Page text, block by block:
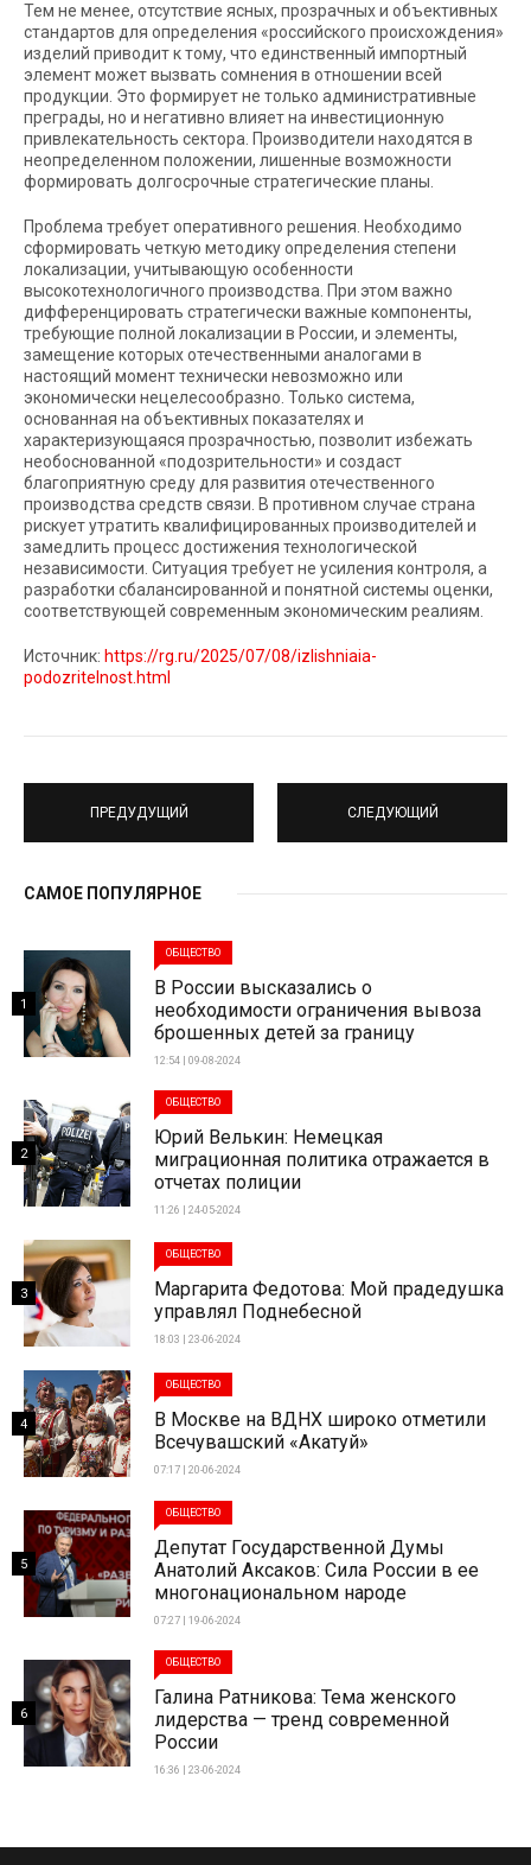
Тем не менее, отсутствие ясных, прозрачных и объективных
стандартов для определения «российского происхождения»
изделий приводит к тому, что единственный импортный
элемент может вызвать сомнения в отношении всей
продукции. Это формирует не только административные
преграды, но и негативно влияет на инвестиционную
привлекательность сектора. Производители находятся в
неопределенном положении, лишенные возможности
формировать долгосрочные стратегические планы.
Проблема требует оперативного решения. Необходимо
сформировать четкую методику определения степени
локализации, учитывающую особенности
высокотехнологичного производства. При этом важно
дифференцировать стратегически важные компоненты,
требующие полной локализации в России, и элементы,
замещение которых отечественными аналогами в
настоящий момент технически невозможно или
экономически нецелесообразно. Только система,
основанная на объективных показателях и
характеризующаяся прозрачностью, позволит избежать
необоснованной «подозрительности» и создаст
благоприятную среду для развития отечественного
производства средств связи. В противном случае страна
рискует утратить квалифицированных производителей и
замедлить процесс достижения технологической
независимости. Ситуация требует не усиления контроля, а
разработки сбалансированной и понятной системы оценки,
соответствующей современным экономическим реалиям.
Источник: https://rg.ru/2025/07/08/izlishniaia-
podozritelnost.html
ПРЕДУДУЩИЙ СЛЕДУЮЩИЙ
САМОЕ ПОПУЛЯРНОЕ
ОБЩЕСТВО
В России высказались о
необходимости ограничения вывоза
брошенных детей за границу
12:54 | 09-08-2024
1
ОБЩЕСТВО
Юрий Велькин: Немецкая
миграционная политика отражается в
отчетах полиции
11:26 | 24-05-2024
2
ОБЩЕСТВО
Маргарита Федотова: Мой прадедушка
управлял Поднебесной
18:03 | 23-06-2024
3
ОБЩЕСТВО
В Москве на ВДНХ широко отметили
Всечувашский «Акатуй»
07:17 | 20-06-2024
4
ОБЩЕСТВО
Депутат Государственной Думы
Анатолий Аксаков: Сила России в ее
многонациональном народе
07:27 | 19-06-2024
5
ОБЩЕСТВО
Галина Ратникова: Тема женского
лидерства — тренд современной
России
16:36 | 23-06-2024
6